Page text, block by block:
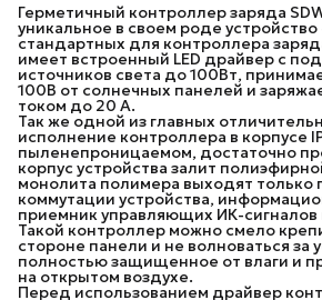
Герметичный контроллер заряда
уникальное в своем роде
стандартных для контроллера
имеет встроенный LED драйвер с
источников света до 100Вт,
100В от солнечных панелей и
током до 20 А.
Так же одной из главных
исполнение контроллера в корпусе
пыленепроницаемом, достаточно
корпус устройства залит
монолита полимера выходят только
коммутации устройства,
приемник управляющих ИК-сигналов
Такой контроллер можно смело
стороне панели и не волноваться за
полностью защищенное от влаги и
на открытом воздухе.
Перед использованием драйвер